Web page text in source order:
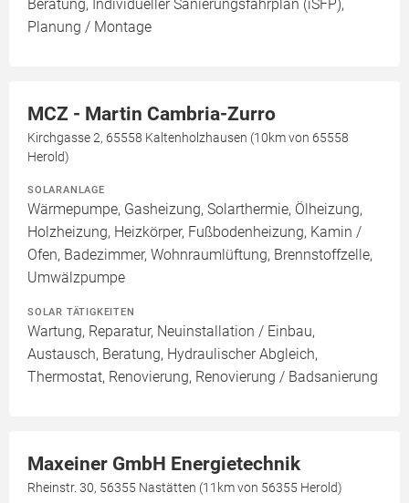
Beratung, Individueller Sanierungsfahrplan (iSFP),
Planung / Montage
MCZ - Martin Cambria-Zurro
Kirchgasse 2, 65558 Kaltenholzhausen (10km von 65558
Herold)
SOLARANLAGE
Wärmepumpe, Gasheizung, Solarthermie, Ölheizung,
Holzheizung, Heizkörper, Fußbodenheizung, Kamin /
Ofen, Badezimmer, Wohnraumlüftung, Brennstoffzelle,
Umwälzpumpe
SOLAR TÄTIGKEITEN
Wartung, Reparatur, Neuinstallation / Einbau,
Austausch, Beratung, Hydraulischer Abgleich,
Thermostat, Renovierung, Renovierung / Badsanierung
Maxeiner GmbH Energietechnik
Rheinstr. 30, 56355 Nastätten (11km von 56355 Herold)